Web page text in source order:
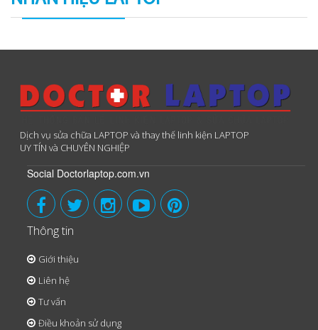
Dịch vụ sửa chữa LAPTOP và thay thế linh kiện LAPTOP
UY TÍN và CHUYÊN NGHIỆP
Social Doctorlaptop.com.vn
Thông tin
Giới thiệu
Liên hệ
Tư vấn
Điều khoản sử dụng